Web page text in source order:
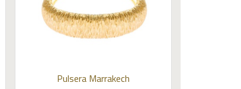
Pulsera Marrakech